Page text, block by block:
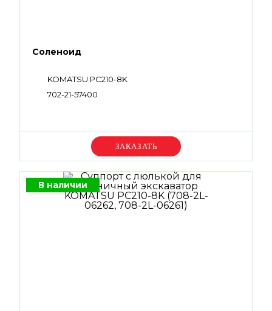
Соленоид
KOMATSU PC210-8K
702-21-57400
Уточняйте цену
В наличии